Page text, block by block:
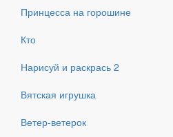
Принцесса на горошине
Кто
Нарисуй и раскрась 2
Вятская игрушка
Ветер-ветерок